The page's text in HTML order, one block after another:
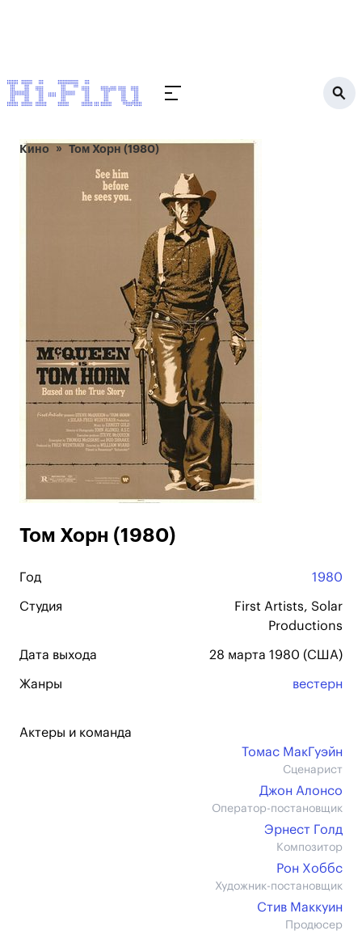
Кино Том Хорн (1980)
Том Хорн (1980)
Год 1980
Студия
First Artists, Solar
Productions
Дата выхода 28 марта 1980 (США)
Жанры вестерн
Актеры и команда
Томас МакГуэйн
Сценарист
Джон Алонсо
Оператор-постановщик
Эрнест Голд
Композитор
Рон Хоббс
Художник-постановщик
Стив Маккуин
Продюсер